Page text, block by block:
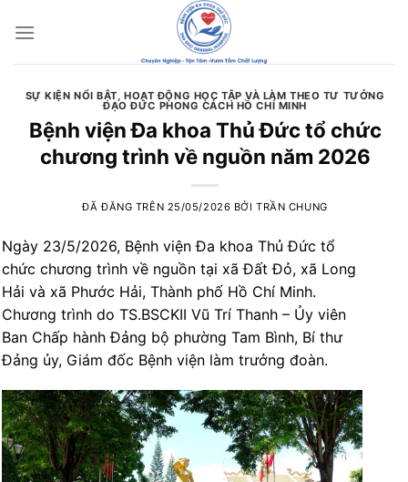
đến
SỰ KIỆN NỔI BẬT,HOẠT ĐỘNG HỌC TẬP VÀ LÀM THEO TƯ TƯỞNG
ĐẠO ĐỨC PHONG CÁCH HỒ CHÍ MINH
Bệnh viện Đa khoa Thủ Đức tổ chức
chương trình về nguồn năm 2026
ĐÃ ĐĂNG TRÊN 25/05/2026 BỞITRẦN CHUNG
Ngày 23/5/2026, Bệnh viện Đa khoa Thủ Đức tổ
chức chương trình về nguồn tại xã Đất Đỏ, xã Long
Hải và xã Phước Hải, Thành phố Hồ Chí Minh.
Chương trình do TS.BSCKII Vũ Trí Thanh – Ủy viên
Ban Chấp hành Đảng bộ phường Tam Bình, Bí thư
Đảng ủy, Giám đốc Bệnh viện làm trưởng đoàn.